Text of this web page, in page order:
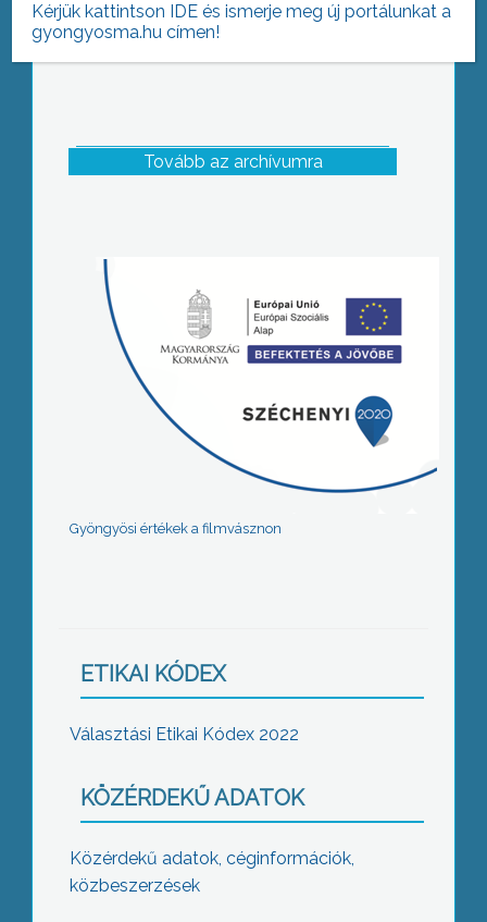
Tovább az archívumra
Gyöngyösi értékek a filmvásznon
ETIKAI KÓDEX
Választási Etikai Kódex 2022
KÖZÉRDEKŰ ADATOK
Közérdekű adatok, céginformációk,
közbeszerzések
Kérjük kattintson IDE és ismerje meg új portálunkat a
gyongyosma.hu címen!